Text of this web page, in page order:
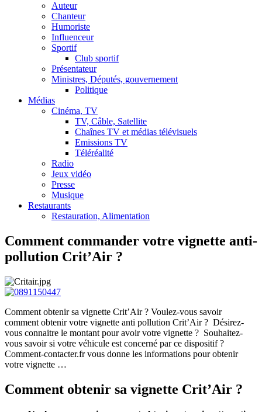
Auteur
Chanteur
Humoriste
Influenceur
Sportif
Club sportif
Présentateur
Ministres, Députés, gouvernement
Politique
Médias
Cinéma, TV
TV, Câble, Satellite
Chaînes TV et médias télévisuels
Emissions TV
Téléréalité
Radio
Jeux vidéo
Presse
Musique
Restaurants
Restauration, Alimentation
Comment commander votre vignette anti-
pollution Crit’Air ?
Comment obtenir sa vignette Crit’Air ? Voulez-vous savoir
comment obtenir votre vignette anti pollution Crit’Air ? Désirez-
vous connaitre le montant pour avoir votre vignette ? Souhaitez-
vous savoir si votre véhicule est concerné par ce dispositif ?
Comment-contacter.fr vous donne les informations pour obtenir
votre vignette …
Comment obtenir sa vignette Crit’Air ?